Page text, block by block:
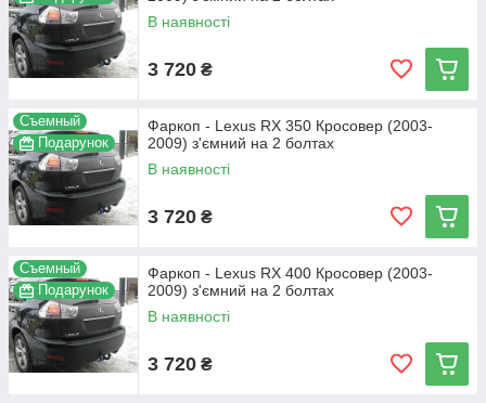
В наявності
3 720 ₴
Съемный
Подарунок
Фаркоп - Lexus RX 350 Кросовер (2003-
2009) з'ємний на 2 болтах
В наявності
3 720 ₴
Съемный
Подарунок
Фаркоп - Lexus RX 400 Кросовер (2003-
2009) з'ємний на 2 болтах
В наявності
3 720 ₴